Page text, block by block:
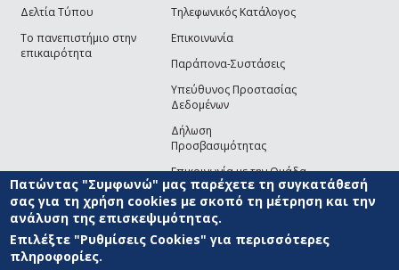
Δελτία Τύπου
Το πανεπιστήμιο στην
επικαιρότητα
Τηλεφωνικός Κατάλογος
Επικοινωνία
Παράπονα-Συστάσεις
Υπεύθυνος Προστασίας
Δεδομένων
Δήλωση
Προσβασιμότητας
Επικοινωνία με την Ομάδα
Ανάπτυξης του site(link sends e-mail)
© ΠΑΝΕΠΙΣΤΗΜΙΟ ΑΙΓΑΙΟΥ ΟΡΟΙ ΧΡΗΣΗΣ
ΑΝΑΠΤΥΞΗΣ
Πατώντας "Συμφωνώ" μας παρέχετε τη συγκατάθεσή
σας για τη χρήση cookies με σκοπό τη μέτρηση και την
ανάλυση της επισκεψιμότητας.
Επιλέξτε "Ρυθμίσεις Cookies" για περισσότερες
πληροφορίες.